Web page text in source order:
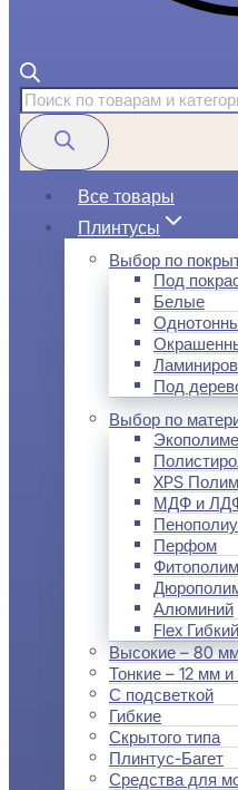
Поиск
товаров
Все товары
Плинтусы
Выбор по
Под
Белые
Под
Выбор по
XPS
МДФ и
Перфом
Алюминий
Flex Гибкий
Высокие – 80
Тонкие – 12 мм
С подсветкой
Гибкие
Скрытого типа
Плинтус-Багет
Средства для